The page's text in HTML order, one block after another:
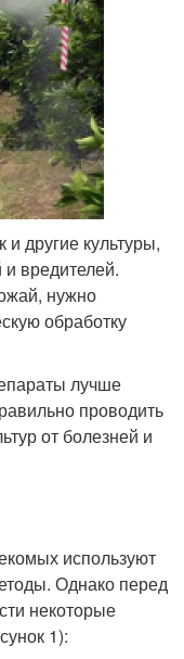
другие культуры,
вредителей.
нужно
обработку
лучше
проводить
от болезней и
используют
Однако перед
некоторые
1):